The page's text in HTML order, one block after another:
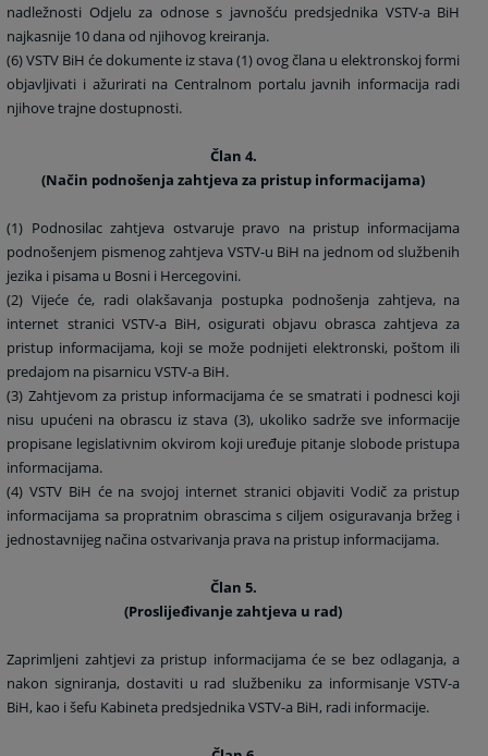
nadležnosti Odjelu za odnose s javnošću predsjednika VSTV-a BiH
najkasnije 10 dana od njihovog kreiranja.
(6) VSTV BiH će dokumente iz stava (1) ovog člana u elektronskoj formi
objavljivati i ažurirati na Centralnom portalu javnih informacija radi
njihove trajne dostupnosti.
Član 4.
(Način podnošenja zahtjeva za pristup informacijama)
(1) Podnosilac zahtjeva ostvaruje pravo na pristup informacijama
podnošenjem pismenog zahtjeva VSTV-u BiH na jednom od službenih
jezika i pisama u Bosni i Hercegovini.
(2) Vijeće će, radi olakšavanja postupka podnošenja zahtjeva, na
internet stranici VSTV-a BiH, osigurati objavu obrasca zahtjeva za
pristup informacijama, koji se može podnijeti elektronski, poštom ili
predajom na pisarnicu VSTV-a BiH.
(3) Zahtjevom za pristup informacijama će se smatrati i podnesci koji
nisu upućeni na obrascu iz stava (3), ukoliko sadrže sve informacije
propisane legislativnim okvirom koji uređuje pitanje slobode pristupa
informacijama.
(4) VSTV BiH će na svojoj internet stranici objaviti Vodič za pristup
informacijama sa propratnim obrascima s ciljem osiguravanja bržeg i
jednostavnijeg načina ostvarivanja prava na pristup informacijama.
Član 5.
(Proslijeđivanje zahtjeva u rad)
Zaprimljeni zahtjevi za pristup informacijama će se bez odlaganja, a
nakon signiranja, dostaviti u rad službeniku za informisanje VSTV-a
BiH, kao i šefu Kabineta predsjednika VSTV-a BiH, radi informacije.